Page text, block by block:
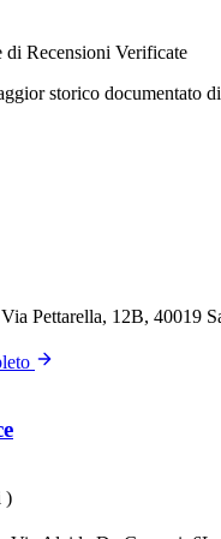
di Recensioni Verificate
storico documentato
Pettarella, 12B, 40019
)